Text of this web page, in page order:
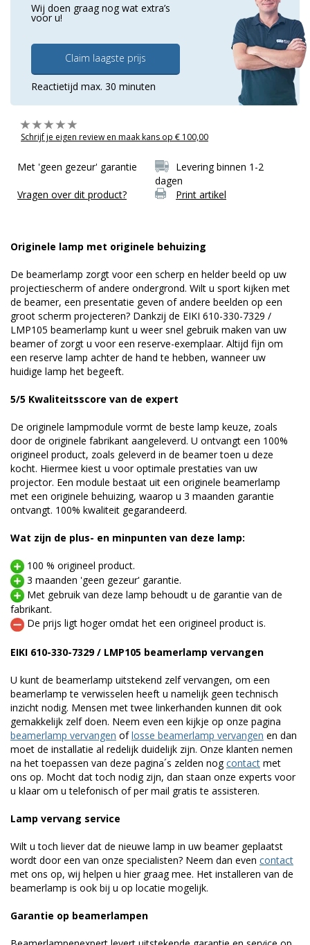
Wij doen graag nog wat extra’s
voor u!
Claim laagste prijs
Reactietijd max. 30 minuten
Schrijf je eigen review en maak kans op € 100,00
Met 'geen gezeur' garantie
Levering binnen 1-2
dagen
Vragen over dit product?
Print artikel
Originele lamp met originele behuizing
De beamerlamp zorgt voor een scherp en helder beeld op uw
projectiescherm of andere ondergrond. Wilt u sport kijken met
de beamer, een presentatie geven of andere beelden op een
groot scherm projecteren? Dankzij de EIKI 610-330-7329 /
LMP105 beamerlamp kunt u weer snel gebruik maken van uw
beamer of zorgt u voor een reserve-exemplaar. Altijd fijn om
een reserve lamp achter de hand te hebben, wanneer uw
huidige lamp het begeeft.
5/5 Kwaliteitsscore van de expert
De originele lampmodule vormt de beste lamp keuze, zoals
door de originele fabrikant aangeleverd. U ontvangt een 100%
origineel product, zoals geleverd in de beamer toen u deze
kocht. Hiermee kiest u voor optimale prestaties van uw
projector. Een module bestaat uit een originele beamerlamp
met een originele behuizing, waarop u 3 maanden garantie
ontvangt. 100% kwaliteit gegarandeerd.
Wat zijn de plus- en minpunten van deze lamp:
100 % origineel product.
3 maanden 'geen gezeur' garantie.
Met gebruik van deze lamp behoudt u de garantie van de
fabrikant.
De prijs ligt hoger omdat het een origineel product is.
EIKI 610-330-7329 / LMP105 beamerlamp vervangen
U kunt de beamerlamp uitstekend zelf vervangen, om een
beamerlamp te verwisselen heeft u namelijk geen technisch
inzicht nodig. Mensen met twee linkerhanden kunnen dit ook
gemakkelijk zelf doen. Neem even een kijkje op onze pagina
beamerlamp vervangen oflosse beamerlamp vervangen en dan
moet de installatie al redelijk duidelijk zijn. Onze klanten nemen
na het toepassen van deze pagina´s zelden nogcontact met
ons op. Mocht dat toch nodig zijn, dan staan onze experts voor
u klaar om u telefonisch of per mail gratis te assisteren.
Lamp vervang service
Wilt u toch liever dat de nieuwe lamp in uw beamer geplaatst
wordt door een van onze specialisten? Neem dan even contact
met ons op, wij helpen u hier graag mee. Het installeren van de
beamerlamp is ook bij u op locatie mogelijk.
Garantie op beamerlampen